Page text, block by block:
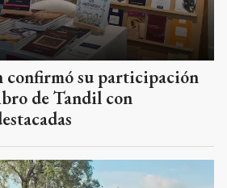
su participación
de Tandil con